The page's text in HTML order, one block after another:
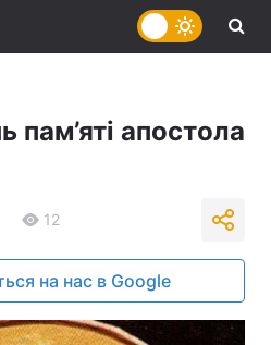
пам’яті апостола
12
на нас в Google